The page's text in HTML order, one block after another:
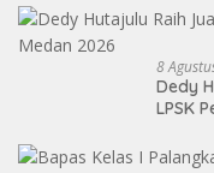
8
Dedy
LPSK